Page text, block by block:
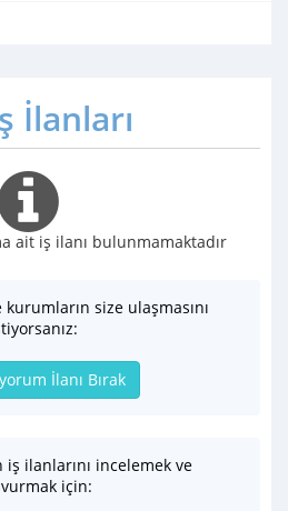
İlanları
ait iş ilanı bulunmamaktadır
size ulaşmasını
İlanı Bırak
ilanlarını incelemek ve
için: